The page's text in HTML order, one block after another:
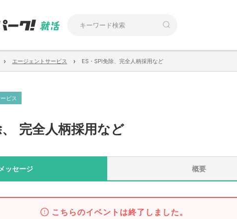
› エージェントサービス › ES・SPI免除、完全人柄採用など
ビス
、 完全人柄採用など
メッセージ 概要
こちらのイベントは終了しました。